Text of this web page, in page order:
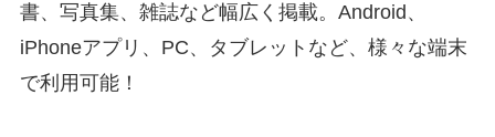
書、写真集、雑誌など幅広く掲載。Android、
iPhoneアプリ、PC、タブレットなど、様々な端末
で利用可能！